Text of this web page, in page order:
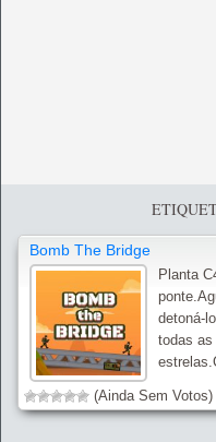
Bomb The Bridge
Planta
detoná-
todas as
(Ainda Sem Votos)